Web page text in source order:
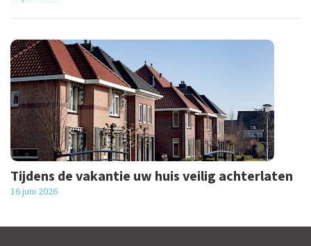
Tijdens de vakantie uw huis veilig achterlaten
16 juni 2026